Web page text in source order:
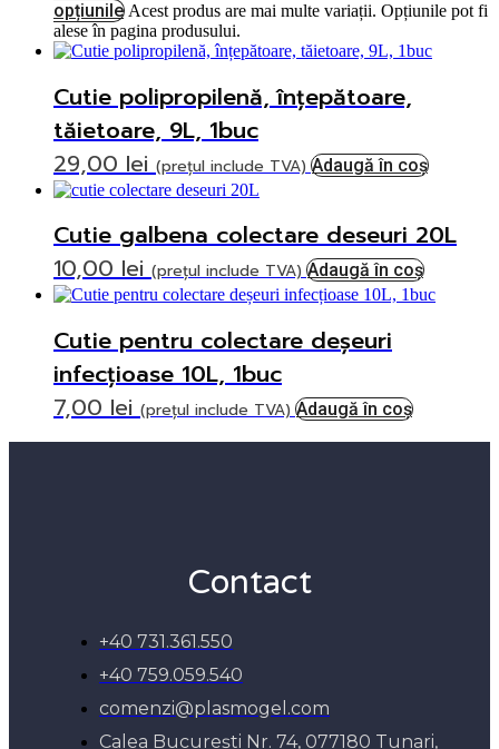
opțiunile Acest produs are mai multe variații. Opțiunile pot fi
alese în pagina produsului.
Cutie polipropilenă, înțepătoare,
tăietoare, 9L, 1buc
29,00 lei (prețul include TVA) Adaugă în coș
Cutie galbena colectare deseuri 20L
10,00lei (prețul include TVA) Adaugă în coș
Cutie pentru colectare deșeuri
infecțioase 10L, 1buc
7,00 lei (prețul include TVA) Adaugă în coș
Contact
+40 731.361.550
+40 759.059.540
comenzi@plasmogel.com
Calea București Nr. 74, 077180 Tunari,